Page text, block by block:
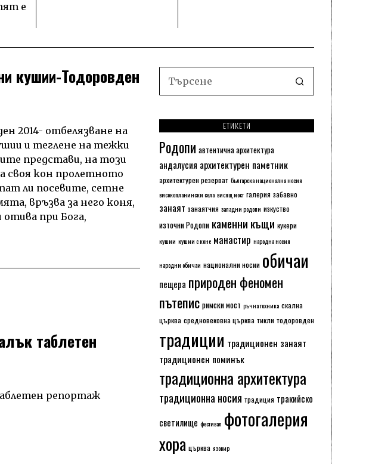
е
кушии-Тодоровден
2014- отбелязване на
и теглене на тежки
представи, на този
своя кон пролетното
ли посевите, сетне
връзва за него коня,
отива при Бога,
таблетен
репортаж
ЕТИКЕТИ
Родопи автентична архитектура
андалусия архитектурен паметник
архитектурен резерват българска национална носия
високопланински села висящ мост галерия забавно
занаят занаятчия западни родопи изкуство
източни Родопи каменни къщи кукери
кушии кушии с коне манастир народна носия
народни обичаи национални носии обичаи
пещера природен феномен
пътепис римски мост ръчна техника скална
църква средновековна църква тикли тодоровден
традиции традиционен занаят
традиционен поминък
традиционна архитектура
традиционна носия традиция тракийско
светилище фестивал фотогалерия
хора църква язовир